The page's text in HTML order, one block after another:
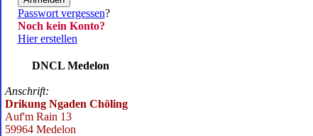
Passwort vergessen?
Noch kein Konto?
Hier erstellen
DNCL Medelon
Anschrift:
Drikung Ngaden Chöling
Auf'm Rain 13
59964 Medelon